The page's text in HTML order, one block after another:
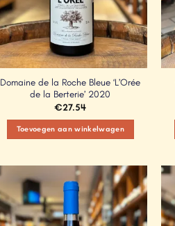
Domaine de la Roche Bleue ‘L’Orée
de la Berterie’ 2020
€27.54
Toevoegen aan winkelwagen
Add to
Wishlist